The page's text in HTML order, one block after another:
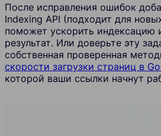
После исправления ошибок
Indexing API (подходит для
поможет ускорить индексацию
результат. Или доверьте эту
собственная проверенная
скорости загрузки страниц в
которой ваши ссылки начнут